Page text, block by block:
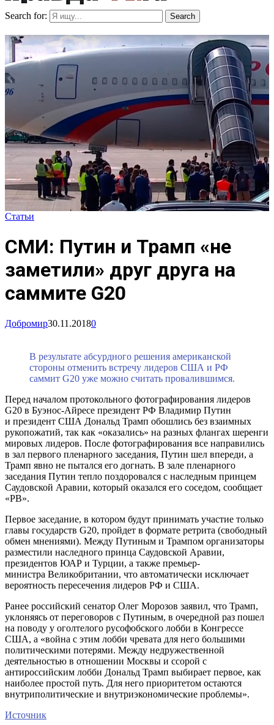
Search for: Search
Статьи
СМИ: Путин и Трамп «не
заметили» друг друга на
саммите G20
Добромир30.11.20180
В результате абсурдного решения американской
стороны отменить встречу лидеров США и РФ
саммит G20 уже можно считать провалившимся.
Перед началом протокольного фотографирования лидеров
G20 в Буэнос-Айресе президент РФ Владимир Путин
и президент США Дональд Трамп обошлись без взаимных
рукопожатий, так как «оказались» на разных флангах шеренги
мировых лидеров. После фотографирования все направились
в зал первого пленарного заседания, Путин шел впереди, а
Трамп явно не пытался его догнать. В зале пленарного
заседания Путин тепло поздоровался с наследным принцем
Саудовской Аравии, который оказался его соседом, сообщает
«РВ».
Первое заседание, в котором будут принимать участие только
главы государств G20, пройдет в формате ретрита (свободный
обмен мнениями). Между Путиным и Трампом организаторы
разместили наследного принца Саудовской Аравии,
президентов ЮАР и Турции, а также премьер-
министра Великобритании, что автоматически исключает
вероятность пересечения лидеров РФ и США.
Ранее российский сенатор Олег Морозов заявил, что Трамп,
уклоняясь от переговоров с Путиным, в очередной раз пошел
на поводу у оголтелого русофобского лобби в Конгрессе
США, а «война с этим лобби чревата для него большими
политическими потерями. Между недружественной
деятельностью в отношении Москвы и ссорой с
антироссийским лобби Дональд Трамп выбирает первое, как
наиболее простой путь. Для него приоритетом остаются
внутриполитические и внутриэкономические проблемы».
Источник